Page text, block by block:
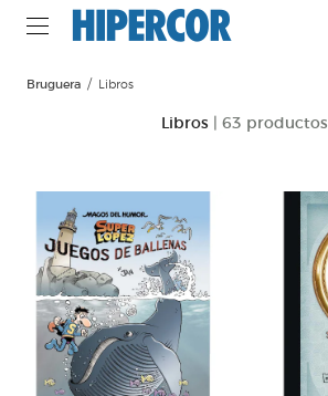
Bruguera Libros
Libros | 63 productos